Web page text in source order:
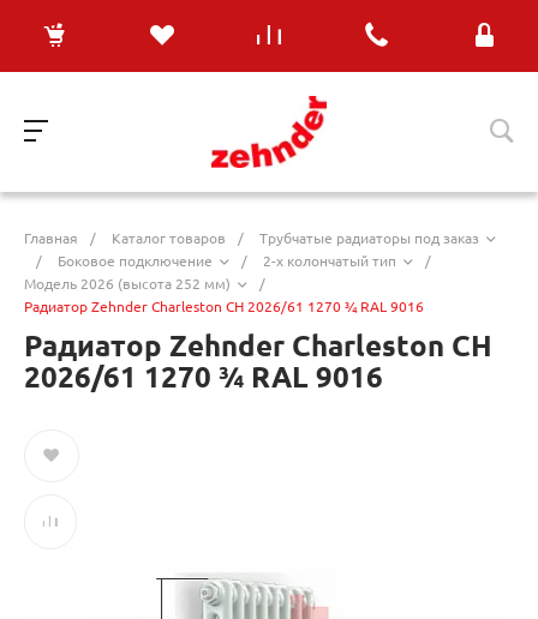
Главная / Каталог товаров /
Трубчатые радиаторы под заказ
/
Боковое подключение / 2-х колончатый тип
/
Модель 2026 (высота 252 мм)
/
Радиатор Zehnder Charleston CH 2026/61 1270 ¾ RAL 9016
Радиатор Zehnder Charleston CH
2026/61 1270 ¾ RAL 9016